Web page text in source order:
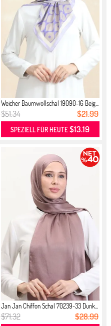
Weicher Baumwollschal 19090-16 Beig...
$51.34 $21.99
SPEZIELL FÜR HEUTE$13.19
Jan Jan Chiffon Schal 70239-33 Dunk...
$71.32 $28.99